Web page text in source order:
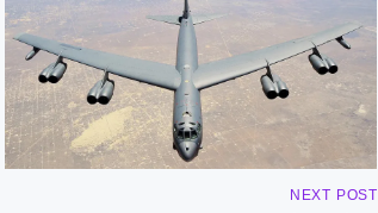
NEXT POST